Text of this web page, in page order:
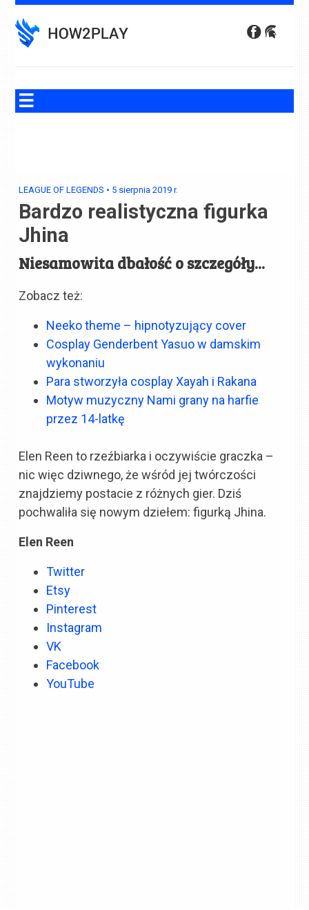
to
content
LEAGUE OF LEGENDS • 5 sierpnia 2019 r.
Bardzo realistyczna figurka
Jhina
Niesamowita dbałość o szczegóły...
Zobacz też:
Neeko theme – hipnotyzujący cover
Cosplay Genderbent Yasuo w damskim
wykonaniu
Para stworzyła cosplay Xayah i Rakana
Motyw muzyczny Nami grany na harfie
przez 14-latkę
Elen Reen to rzeźbiarka i oczywiście graczka –
nic więc dziwnego, że wśród jej twórczości
znajdziemy postacie z różnych gier. Dziś
pochwaliła się nowym dziełem: figurką Jhina.
Elen Reen
Twitter
Etsy
Pinterest
Instagram
VK
Facebook
YouTube